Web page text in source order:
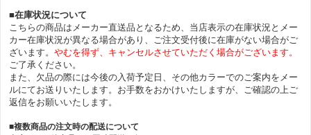
■在庫状況について
こちらの商品はメーカー直送品となるため、当店表示の在庫状況とメー
カー在庫状況が異なる場合があり、ご注文受付後に在庫がない場合がご
ざいます。 やむを得ず、キャンセルさせていただく場合がございます。
ご了承ください。
また、欠品の際には今後の入荷予定日、その他カラーでのご案内をメー
ルにてお送りいたします。お手数をおかけいたしますが、ご確認の上ご
返信をお願いいたします。
■複数商品の注文時の配送について